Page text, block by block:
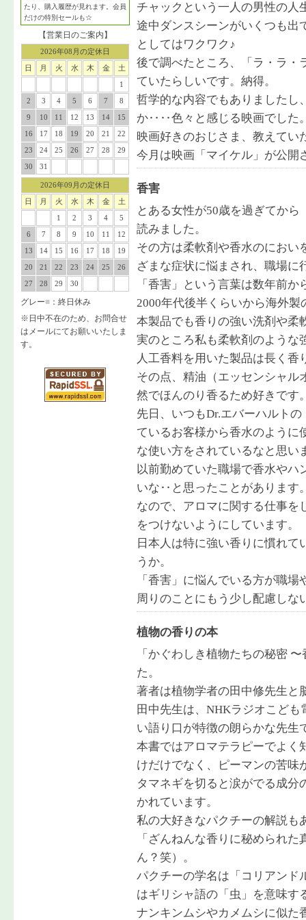
たり、購入履歴が見れます。会員
だけの特別セールも☆
【営業日のご案内】
2026年08月の定休日
日
月 火 水 木 金
土
1
2
3 4 5 6 7
8
9
10 11 12 13 14
15
16
17 18 19 20 21
22
23
24 25 26 27 28
29
30
31
2026年09月の定休日
日
月 火 水 木 金
土
1
2 3 4
5
6
7 8 9 10 11
12
13
14 15 16 17 18
19
20
21 22 23 24 25
26
27
28 29 30
グレー■ ：終日休み
※日中不在のため、お問合せ
はメールにてお願いいたしま
す。
チャックという一人の男性の人
途中ダンスシーンがいくつも出
としてはワクワク♪
後で調べたところ、「ラ・ラ・
ていたらしいです。納得。
哲学的な内容でもありましたし
か‥‥色々と感じる映画でした
映画好きのおじさま、教えてい
今月は映画「マイケル」が公開
香害
とある女性が50歳を過ぎてか
読みました。
その方は柔軟剤や香水のにおい
ざまな症状に悩まされ、職場に
「香害」という言葉は数年前
2000年代後半くらいから海外
本製品でも香りの強い洗剤や柔
実のところ私も柔軟剤のような
人工香料を用いた製品は長く
その点、精油（エッセンシャル
然でほんのり香るため好きです
先日、いつもDr.エバーハルトの
ているお客様から香水のように
な使い方をされているなと思い
以前勤めていた職場で香水やハ
いな‥と思ったことがあります
なので、アロマに関する仕事を
をつけないようにしています。
日本人は特に強い香りに慣れ
うか。
「香害」に悩んでいる方が職
周りのことにもう少し配慮しな
植物の香りの本
「かぐわしき植物たちの秘密
た。
著者は植物学者の田中修先生と
田中先生は、NHKラジオこど
い語り口が特徴の朗らかな先生
本書ではアロマテラピーでよく
けだけでなく、ピーマンの苦味
タマネギを切ると涙がでる成分
かれています。
私の大好きなパクチーの解説も
「ざんねんな香りに秘められ
ん？笑）。
パクチーの学名は「コリアンド
はギリシャ語の「虫」を意味す
ナンキンムシやカメムシに似た